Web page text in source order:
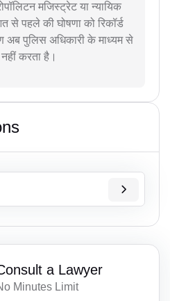
मजिस्ट्रेट या न्यायिक
पहले की घोषणा को रिकॉर्ड
पुलिस अधिकारी के माध्यम से
करता है।
a Lawyer
Minutes Limit